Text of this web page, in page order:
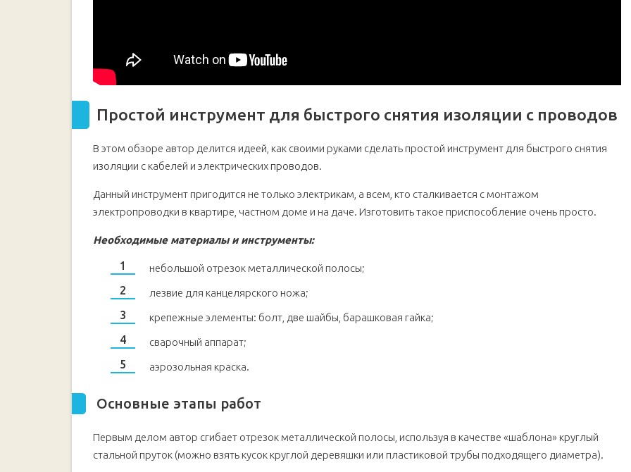
Простой инструмент для быстрого снятия изоляции с проводов
В этом обзоре автор делится идеей, как своими руками сделать простой инструмент для быстрого снятия
изоляции с кабелей и электрических проводов.
Данный инструмент пригодится не только электрикам, а всем, кто сталкивается с монтажом
электропроводки в квартире, частном доме и на даче. Изготовить такое приспособление очень просто.
Необходимые материалы и инструменты:
небольшой отрезок металлической полосы;
лезвие для канцелярского ножа;
крепежные элементы: болт, две шайбы, барашковая гайка;
сварочный аппарат;
аэрозольная краска.
Основные этапы работ
Первым делом автор сгибает отрезок металлической полосы, используя в качестве «шаблона» круглый
стальной пруток (можно взять кусок круглой деревяшки или пластиковой трубы подходящего диаметра).